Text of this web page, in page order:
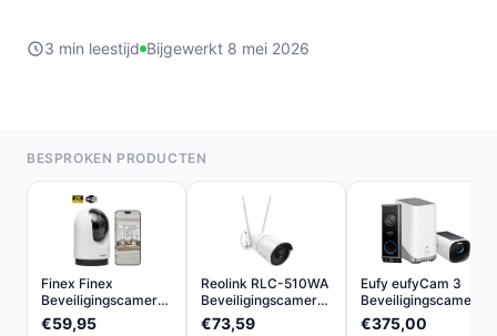
3 min leestijd Bijgewerkt 8 mei 2026
BESPROKEN PRODUCTEN
Finex Finex
Beveiligingscamera
Binnen
€59,95
Reolink RLC-510WA
Beveiligingscamera
5...
€73,59
Eufy eufyCam 3
Beveiligingscamera
Bund...
€375,00